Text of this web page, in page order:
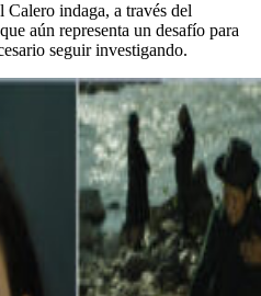
Calero indaga, a través del
aún representa un desafío para
seguir investigando.